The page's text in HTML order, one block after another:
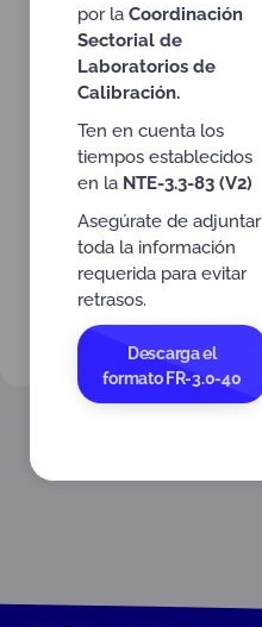
Ver en pantalla
completa
Registro
fotográfico
por la Coordinación
Sectorial de
Laboratorios de
Calibración.
Ten en cuenta los
tiempos establecidos
en la NTE-3.3-83 (V2)
Asegúrate de adjuntar
toda la información
requerida para evitar
retrasos.
Descarga el
formato FR-3.0-40